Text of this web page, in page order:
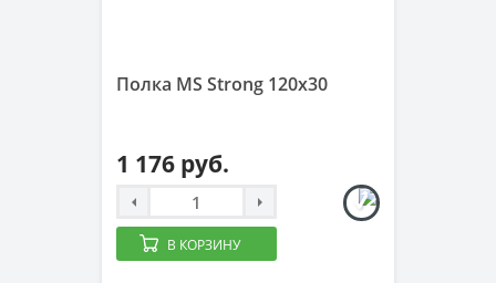
Полка MS Strong 120x30
1 176 руб.
В КОРЗИНУ